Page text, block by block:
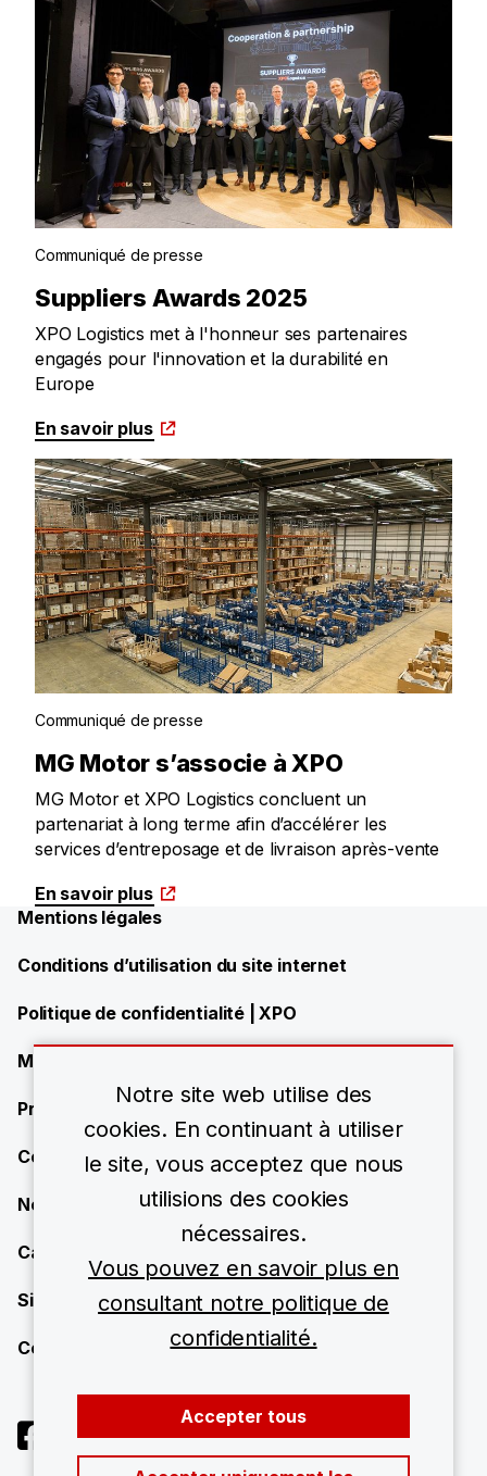
Communiqué de presse
Suppliers Awards 2025
XPO Logistics met à l'honneur ses partenaires
engagés pour l'innovation et la durabilité en
Europe
En savoir plus
Communiqué de presse
MG Motor s’associe à XPO
MG Motor et XPO Logistics concluent un
partenariat à long terme afin d’accélérer les
services d’entreposage et de livraison après-vente
En savoir plus
Mentions légales
Conditions d’utilisation du site internet
Politique de confidentialité | XPO
Modern Slavery Statement
Présence de XPO
Contact
News
Carrières
Site Map
Centre de ressources
Notre site web utilise des
cookies. En continuant à utiliser
le site, vous acceptez que nous
utilisions des cookies
nécessaires.
Vous pouvez en savoir plus en
consultant notre politique de
confidentialité.
Accepter tous